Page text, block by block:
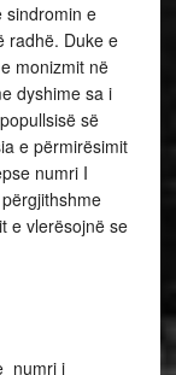
sindromin e
radhë. Duke e
monizmit në
dyshime sa i
së
e përmirësimit
numri I
e vlerësojnë se
numri i